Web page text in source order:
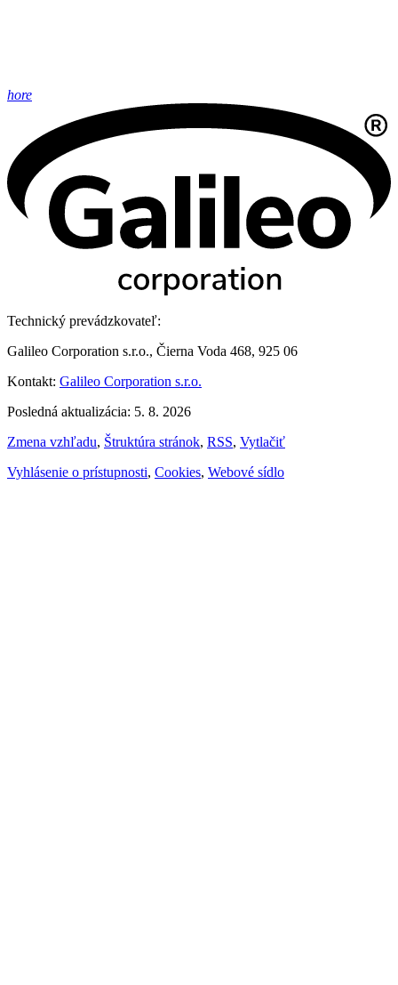
hore
Technický prevádzkovateľ:
Galileo Corporation s.r.o., Čierna Voda 468, 925 06
Kontakt: Galileo Corporation s.r.o.
Posledná aktualizácia: 5. 8. 2026
Zmena vzhľadu, Štruktúra stránok, RSS, Vytlačiť
Vyhlásenie o prístupnosti, Cookies, Webové sídlo